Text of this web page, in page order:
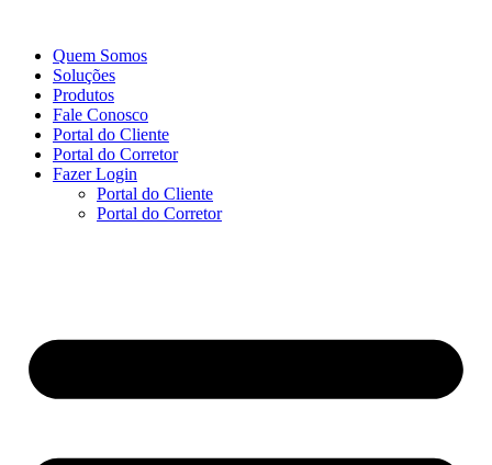
conteúdo
Quem Somos
Soluções
Produtos
Fale Conosco
Portal do Cliente
Portal do Corretor
Fazer Login
Portal do Cliente
Portal do Corretor